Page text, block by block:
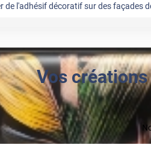
de l'adhésif décoratif sur des façades
Vos